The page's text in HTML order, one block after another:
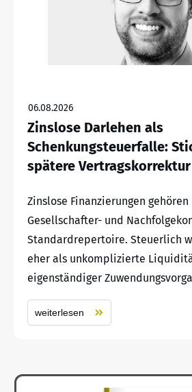
06.08.2026
Zinslose Darlehen als
Schenkungsteuerfalle:
spätere Vertragskorrektur
Zinslose Finanzierungen
Gesellschafter- und
Standardrepertoire. Steuerlich
eher als unkomplizierte
eigenständiger
weiterlesen